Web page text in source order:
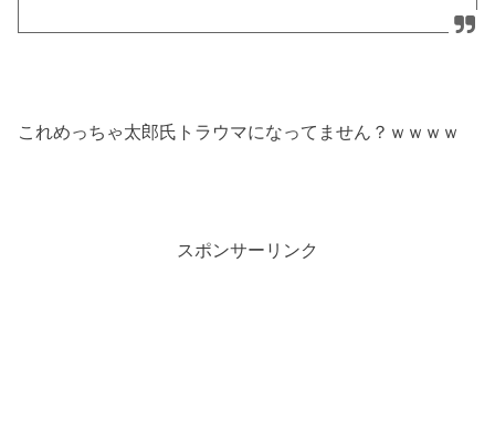
これめっちゃ太郎氏トラウマになってません？ｗｗｗｗ
スポンサーリンク